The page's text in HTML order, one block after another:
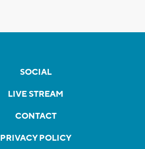
SOCIAL
LIVE STREAM
CONTACT
PRIVACY POLICY